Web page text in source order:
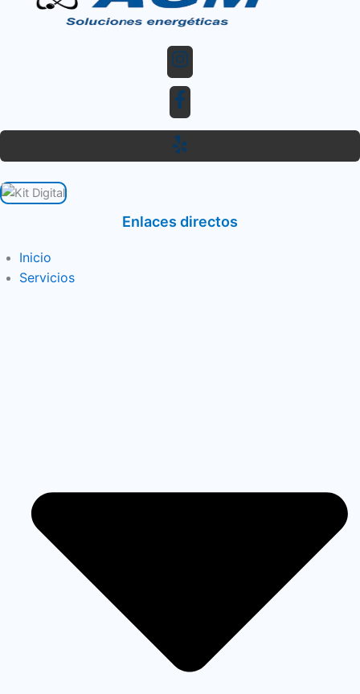
Enlaces directos
Inicio
Servicios